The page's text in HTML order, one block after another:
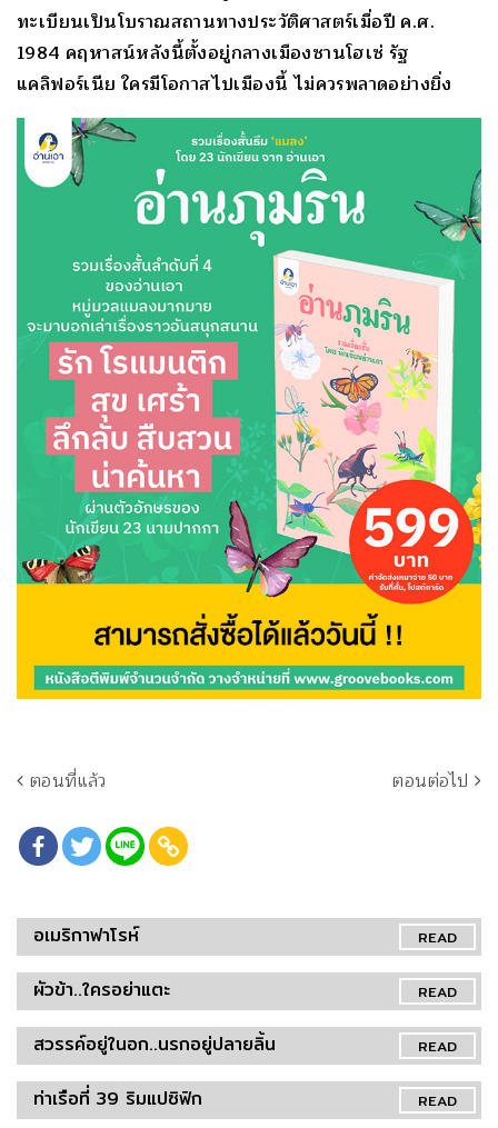
ทะเบียนเป็นโบราณสถานทางประวัติศาสตร์เมื่อปี ค.ศ.
1984 คฤหาสน์หลังนี้ตั้งอยู่กลางเมืองซานโฮเซ่ รัฐ
แคลิฟอร์เนีย ใครมีโอกาสไปเมืองนี้ ไม่ควรพลาดอย่างยิ่ง
ตอนที่แล้ว ตอนต่อไป
READ
อเมริกาฟาโรห์
READ
ผัวข้า..ใครอย่าแตะ
READ
สวรรค์อยู่ในอก..นรกอยู่ปลายลิ้น
READ
ท่าเรือที่ 39 ริมแปซิฟิก